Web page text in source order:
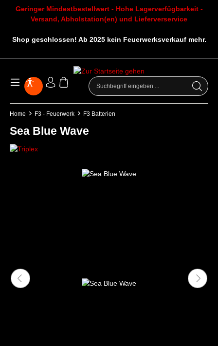
Geringer Mindestbestellwert - Hohe Lagerverfügbarkeit -
Versand, Abholstation(en) und Lieferverservice
Shop geschlossen! Ab 2025 kein Feuerwerksverkauf mehr.
Home F3 - Feuerwerk F3 Batterien
Sea Blue Wave